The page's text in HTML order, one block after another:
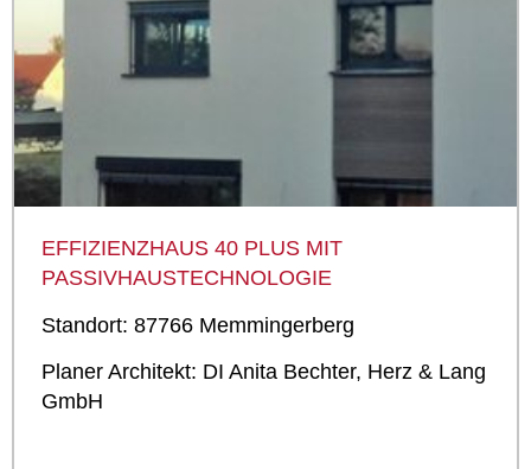
EFFIZIENZHAUS 40 PLUS MIT
PASSIVHAUSTECHNOLOGIE
Standort: 87766 Memmingerberg
Planer Architekt: DI Anita Bechter, Herz & Lang
GmbH